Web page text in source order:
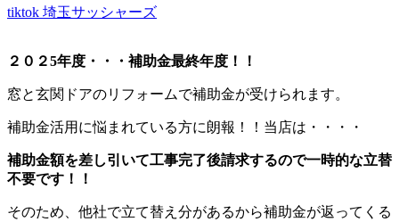
tiktok 埼玉サッシャーズ
２０２5年度・・・補助金最終年度！！
窓と玄関ドアのリフォームで補助金が受けられます。
補助金活用に悩まれている方に朗報！！当店は・・・・
補助金額を差し引いて工事完了後請求するので一時的な立替
不要です！！
そのため、他社で立て替え分があるから補助金が返ってくる